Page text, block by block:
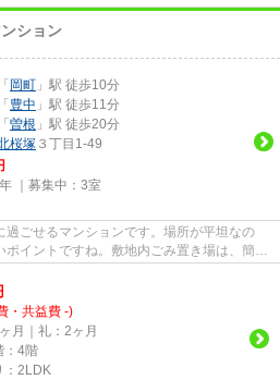
ション
「 岡町 」駅 徒歩10分
「 豊中 」駅 徒歩11分
「 曽根 」駅 徒歩20分
桜塚 ３丁目1-49
｜募集中： 3室
ごせるマンションです。場所が平坦なの
イントですね。敷地内ごみ置き場は、簡単
・共益費 -)
月｜礼：2ヶ月
：4階
：2LDK